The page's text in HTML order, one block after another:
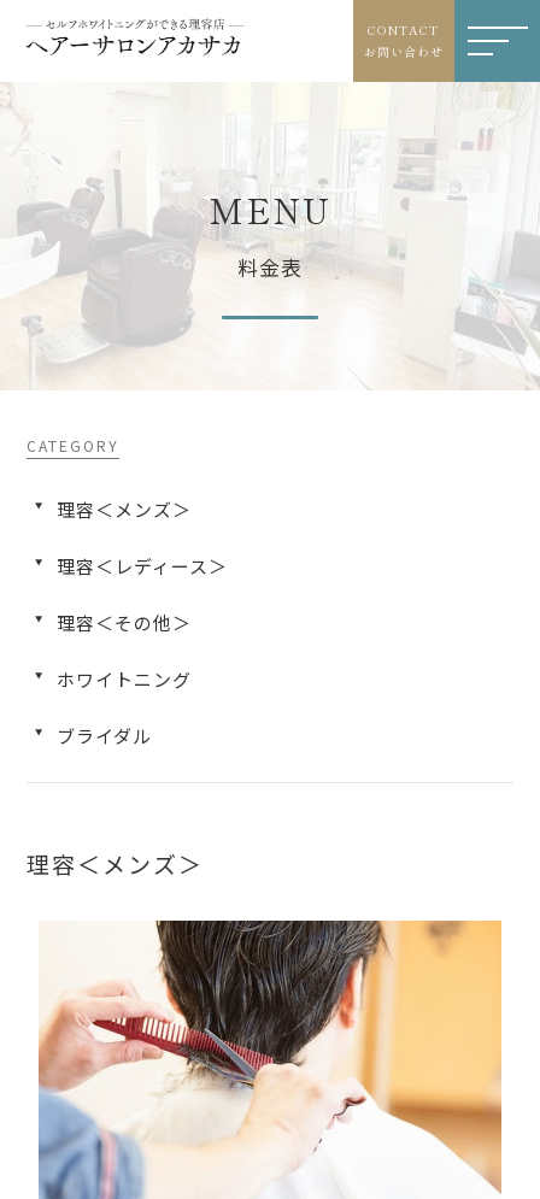
CONTACT
お問い合わせ
MENU
料金表
理容＜メンズ＞
理容＜レディース＞
理容＜その他＞
ホワイトニング
ブライダル
理容＜メンズ＞